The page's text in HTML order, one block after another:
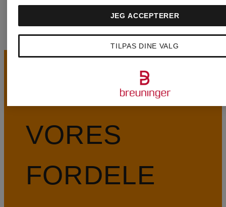
VORES
FORDELE
TILPAS DINE VALG
JEG ACCEPTERER